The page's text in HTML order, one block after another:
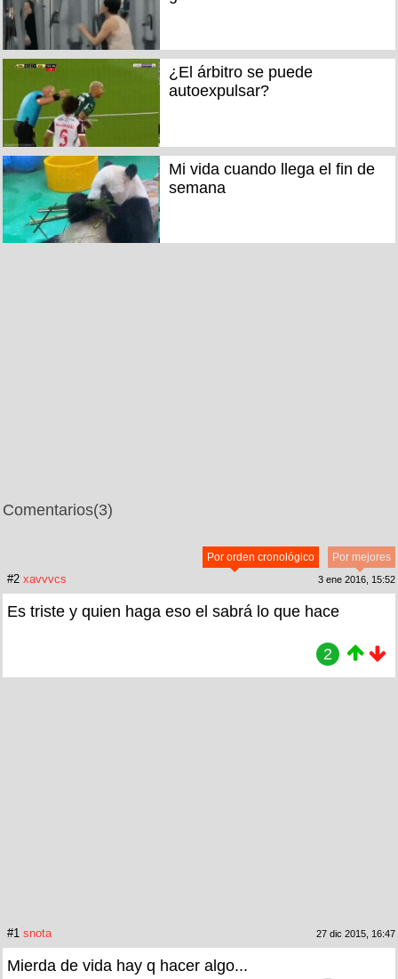
¿El árbitro se puede
autoexpulsar?
Mi vida cuando llega el fin de
semana
Comentarios(3)
Por mejores
Por orden cronológico
#2 xavvvcs 3 ene 2016, 15:52
Es triste y quien haga eso el sabrá lo que hace
2
#1 snota 27 dic 2015, 16:47
Mierda de vida hay q hacer algo...